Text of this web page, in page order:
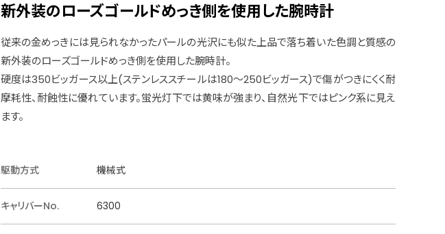
新外装のローズゴールドめっき側を使用した腕時計
従来の金めっきには見られなかったパールの光沢にも似た上品で落ち着いた色調と質感の
新外装のローズゴールドめっき側を使用した腕時計。
硬度は350ビッガース以上(ステンレススチールは180〜250ビッガース)で傷がつきにくく耐
摩耗性、耐蝕性に優れています。蛍光灯下では黄味が強まり、自然光下ではピンク系に見え
ます。
駆動方式 機械式
キャリバーNo. 6300